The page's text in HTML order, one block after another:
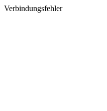
Verbindungsfehler